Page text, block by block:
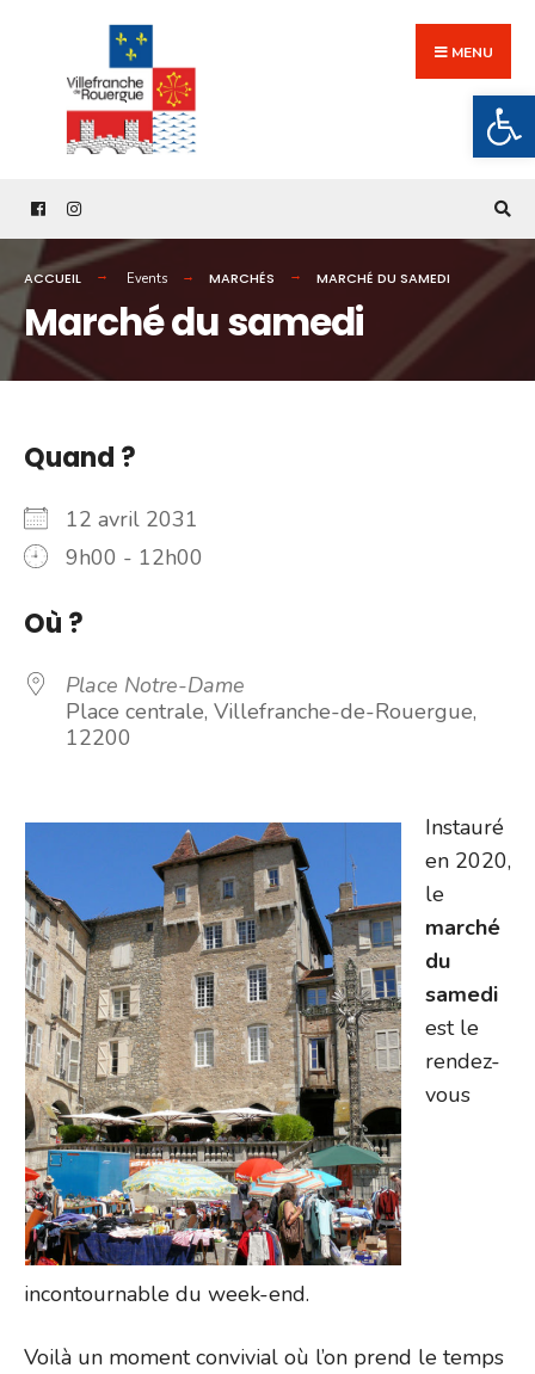
content
MENU
ACCUEIL Events MARCHÉS MARCHÉ DU SAMEDI
Marché du samedi
Quand ?
12 avril 2031
9h00 - 12h00
Où ?
Place Notre-Dame
Place centrale, Villefranche-de-Rouergue,
12200
Instauré
en 2020,
le
marché
du
samedi
est le
rendez-
vous
incontournable du week-end.
Voilà un moment convivial où l’on prend le temps